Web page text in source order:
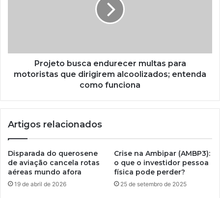
Projeto busca endurecer multas para
motoristas que dirigirem alcoolizados; entenda
como funciona
Artigos relacionados
Disparada do querosene
de aviação cancela rotas
aéreas mundo afora
19 de abril de 2026
Crise na Ambipar (AMBP3):
o que o investidor pessoa
física pode perder?
25 de setembro de 2025